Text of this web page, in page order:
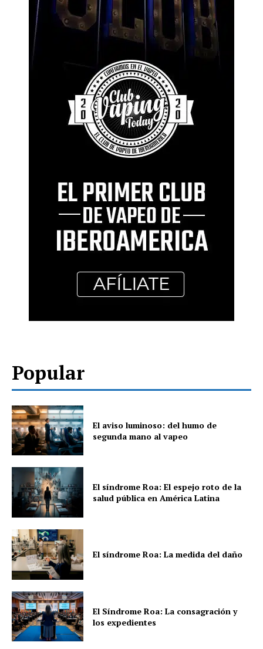
Popular
El aviso luminoso: del humo de
segunda mano al vapeo
El síndrome Roa: El espejo roto de la
salud pública en América Latina
El síndrome Roa: La medida del daño
El Síndrome Roa: La consagración y
los expedientes